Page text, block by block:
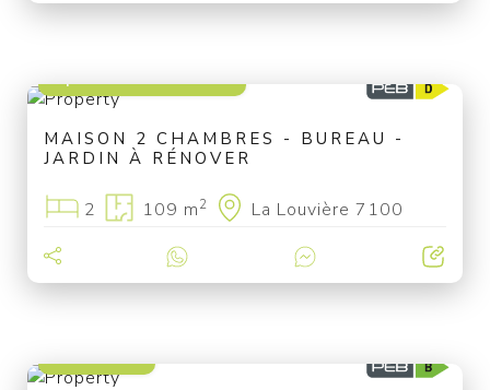
MAISON 2 CHAMBRES - BUREAU -
JARDIN À RÉNOVER
2 109 m2 La Louvière 7100